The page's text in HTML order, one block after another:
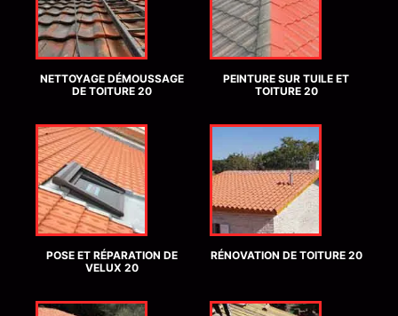
NETTOYAGE DÉMOUSSAGE
DE TOITURE 20
PEINTURE SUR TUILE ET
TOITURE 20
POSE ET RÉPARATION DE
VELUX 20
RÉNOVATION DE TOITURE 20